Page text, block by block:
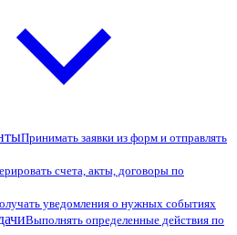
Принимать заявки из форм и отправлять
счета, акты, договоры по
уведомления о нужных событиях
Выполнять определенные действия по